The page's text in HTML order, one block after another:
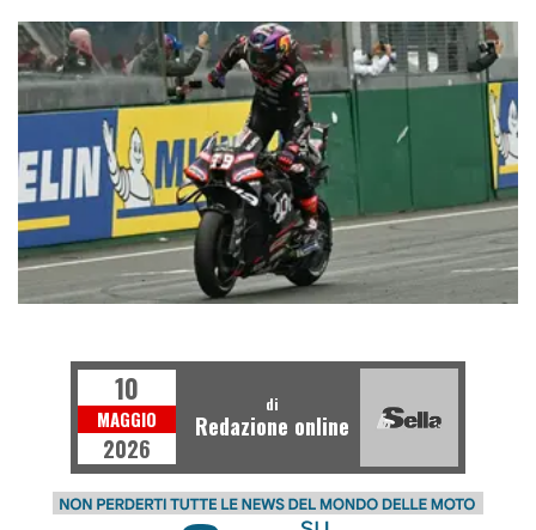
10
MAGGIO
2026
di
Redazione online